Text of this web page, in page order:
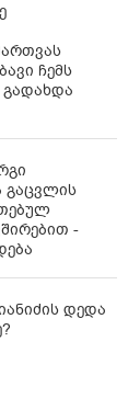
ჩემს
გადახდა
გაცვლის
-
დედა